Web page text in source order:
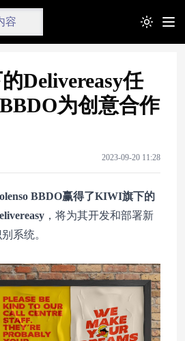
Toggle
Delivereasy任
为创意合作
2023-09-20 11:28
BBDO赢得了KIWI旗下的
，将为其开发和部署新
系统。